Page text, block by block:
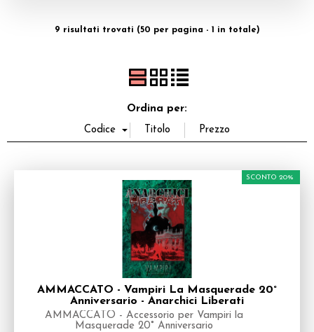
Accessori9 risultati trovati (50 per pagina - 1 in totale)
Ordina per:
AMMACCATO - Vampiri La Masquerade 20°
Anniversario - Anarchici Liberati
AMMACCATO - Accessorio per Vampiri la
Masquerade 20° Anniversario
SCONTO 20%